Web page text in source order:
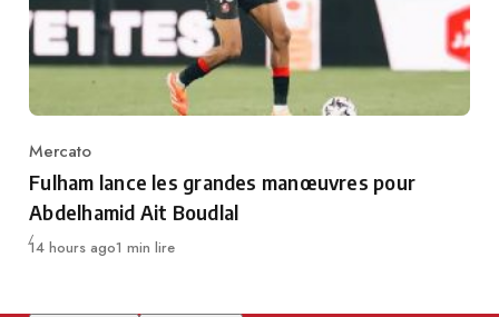
Category
Mercato
Fulham lance les grandes manœuvres pour
Abdelhamid Ait Boudlal
Publié
14 hours ago1 min lire